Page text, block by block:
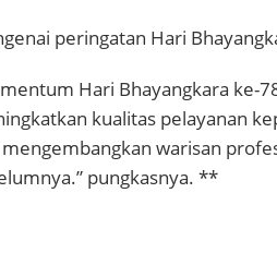
peringatan Hari
Hari Bhayangkara ke-
kualitas pelayanan
warisan
pungkasnya. **